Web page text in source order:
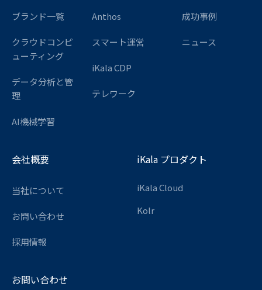
ブランド一覧
クラウドコンピ
ューティング
データ分析と管
理
AI機械学習
Anthos
スマート運営
iKala CDP
テレワーク
成功事例
ニュース
会社概要
当社について
お問い合わせ
採用情報
iKala プロダクト
iKala Cloud
Kolr
お問い合わせ